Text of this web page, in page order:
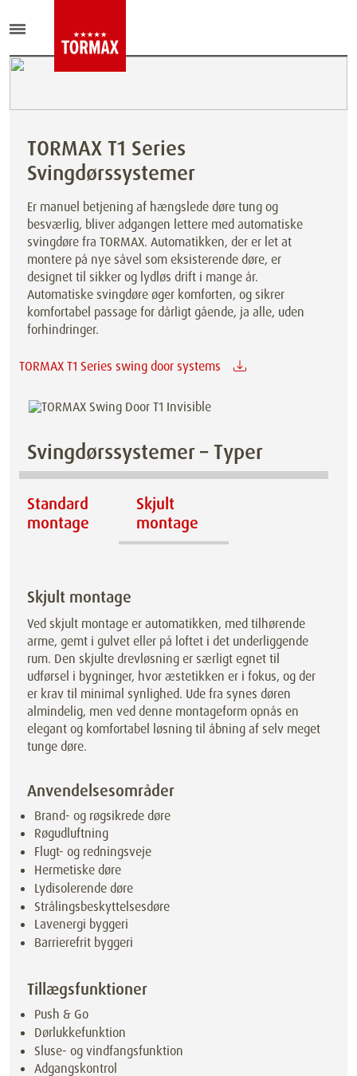
TORMAX T1 Series
Svingdørssystemer
Er manuel betjening af hængslede døre tung og
besværlig, bliver adgangen lettere med automatiske
svingdøre fra TORMAX. Automatikken, der er let at
montere på nye såvel som eksisterende døre, er
designet til sikker og lydløs drift i mange år.
Automatiske svingdøre øger komforten, og sikrer
komfortabel passage for dårligt gående, ja alle, uden
forhindringer.
TORMAX T1 Series swing door systems
Svingdørssystemer – Typer
Standard
montage
Skjult
montage
Skjult montage
Ved skjult montage er automatikken, med tilhørende
arme, gemt i gulvet eller på loftet i det underliggende
rum. Den skjulte drevløsning er særligt egnet til
udførsel i bygninger, hvor æstetikken er i fokus, og der
er krav til minimal synlighed. Ude fra synes døren
almindelig, men ved denne montageform opnås en
elegant og komfortabel løsning til åbning af selv meget
tunge døre.
Anvendelsesområder
Brand- og røgsikrede døre
Røgudluftning
Flugt- og redningsveje
Hermetiske døre
Lydisolerende døre
Strålingsbeskyttelsesdøre
Lavenergi byggeri
Barrierefrit byggeri
Tillægsfunktioner
Push & Go
Dørlukkefunktion
Sluse- og vindfangsfunktion
Adgangskontrol